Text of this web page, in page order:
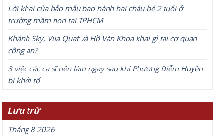
Lời khai của bảo mẫu bạo hành hai cháu bé 2 tuổi ở
trường mầm non tại TPHCM
Khánh Sky, Vua Quạt và Hồ Văn Khoa khai gì tại cơ quan
công an?
3 việc các ca sĩ nên làm ngay sau khi Phương Diễm Huyền
bị khởi tố
Lưu trữ
Tháng 8 2026